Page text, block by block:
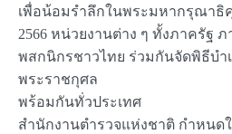
เพื่อน้อมรำลึกในพระมหากรุณาธิ
2566 หน่วยงานต่าง ๆ ทั้งภาครัฐ
พสกนิกรชาวไทย ร่วมกันจัดพิธีบำ
พระราชกุศล
พร้อมกันทั่วประเทศ
สำนักงานตำรวจแห่งชาติ กำหนด